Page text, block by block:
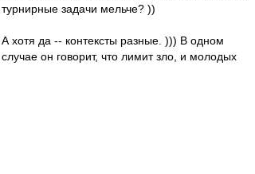
турнирные задачи мельче? ))
А хотя да -- контексты разные. ))) В одном
случае он говорит, что лимит зло, и молодых